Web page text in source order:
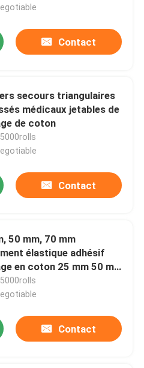
Contact
secours triangulaires
médicaux jetables de
de coton
Contact
50 mm, 70 mm
élastique adhésif
en coton 25 mm 50 mm
Contact